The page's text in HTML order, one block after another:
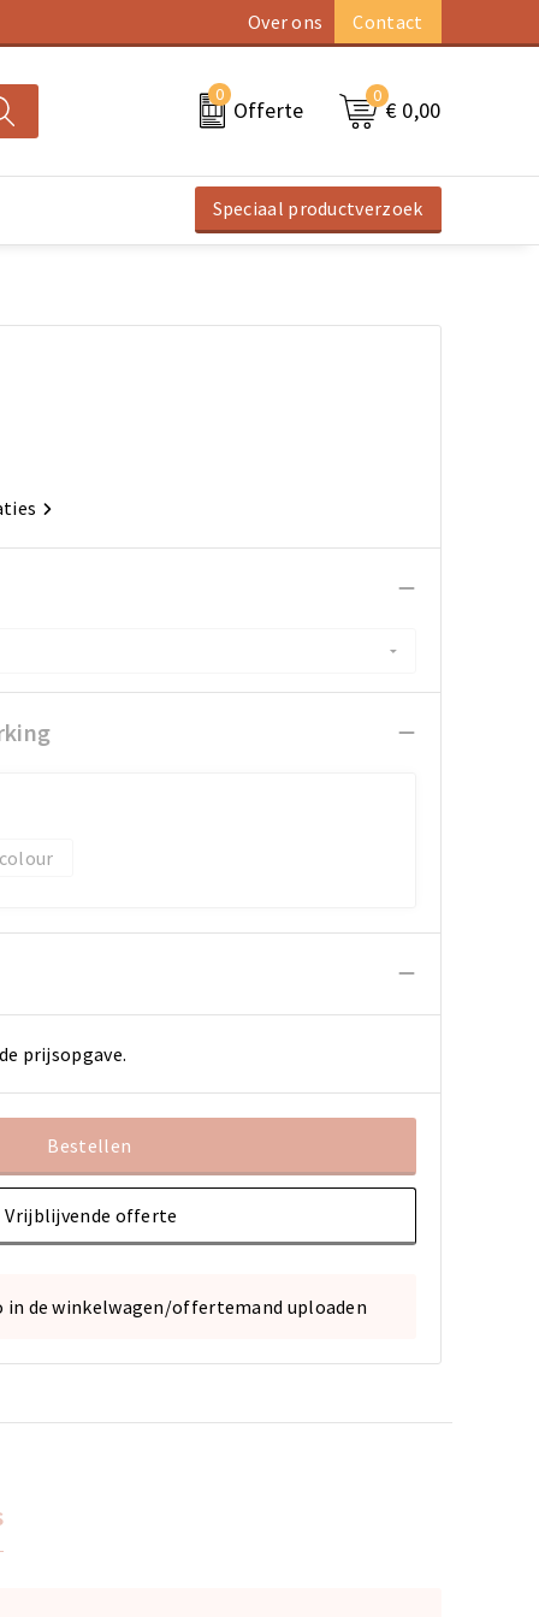
Over ons Contact
0
Offerte
0
€ 0,00
Speciaal productverzoek
prijsopgave.
Bestellen
Vrijblijvende offerte
in de winkelwagen/offertemand uploaden